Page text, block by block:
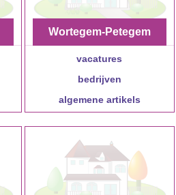
Wortegem-Petegem
vacatures
bedrijven
algemene artikels